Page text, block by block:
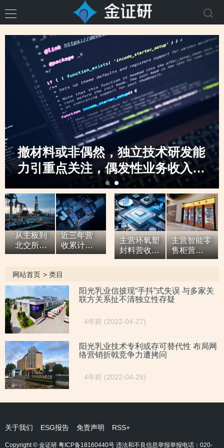
撤材料或非偶然，独立技术研发能
力引重点关注，偶发性业务收入骤
升，创业板定位之监管“不动摇”
从主板到
北交所，7
亿元营收
服务商两
次撤单，
募投项目
必要性与
核心技术
竞争力
遭“拷问”
近三年营
收累计超9
亿元，拓
场背后外
销收入合
计六百余
万元，辅
导期间参
与高校牵
头的重点
研发项
目，大客
户股东或
与该高校
人员“同名”
主营环氧塑
封料营收逐
年增高，应
同行，辅导
期内或向关
击”置出资
主营智能零
售柜营
收“两连
低，自称AI
驱动零售企
网站首页 > 类目
阳光乳业信披现“手抖”式失误 与多家关
联方关系扯不清独立性存疑
4年前 (2022-04-27)
阳光乳业技术专利或存可替代性 布局网
络营销折戟竞争力遭拷问
4年前 (2022-04-25)
关于我们 ESG报告 免责声明 RSS+
Copyright © 金证研 粤ICP备18160440号 违法和不良信息举报举报电话：020-